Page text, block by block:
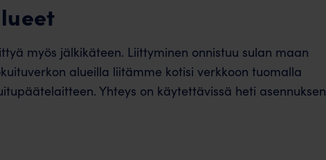
myös jälkikäteen. Liittyminen onnistuu sulan maan
alueilla liitämme kotisi verkkoon tuomalla
Yhteys on käytettävissä heti asennuksen